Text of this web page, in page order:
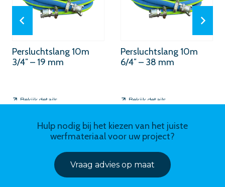
Persluchtslang 10m
3/4″ – 19 mm
Bekijk details
Persluchtslang 10m
6/4″ – 38 mm
Bekijk details
Hulp nodig bij het kiezen van het juiste
werfmateriaal voor uw project?
Vraag advies op maat